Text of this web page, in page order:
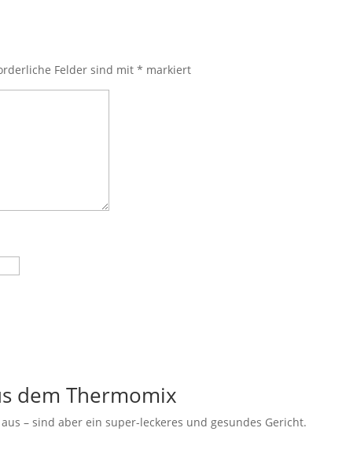
Felder sind mit* markiert
dem Thermomix
– sind aber ein super-leckeres und gesundes Gericht.